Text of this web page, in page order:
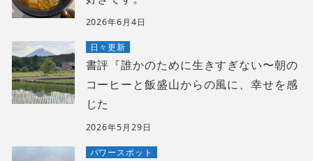
2026年6月4日
日々更新
書評『誰かのために生きすぎない〜朝の
コーヒーと飯盛山からの風に、幸せを感
じた
2026年5月29日
パワースポット